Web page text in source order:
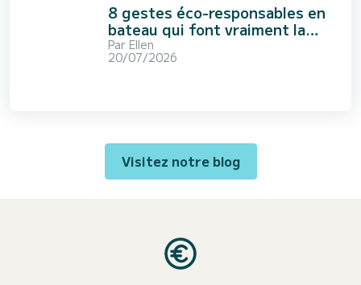
8 gestes éco-responsables en
bateau qui font vraiment la
différence
Par Ellen
20/07/2026
Visitez notre blog